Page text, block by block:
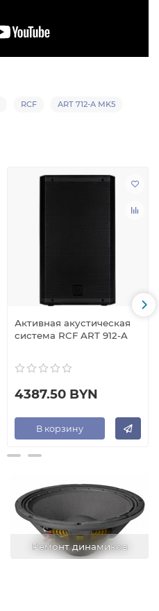
RCF ART 712-A MK5
Активная акустическая
система RCF ART 912-A
4387.50 BYN
В корзину
Ремонт динамиков